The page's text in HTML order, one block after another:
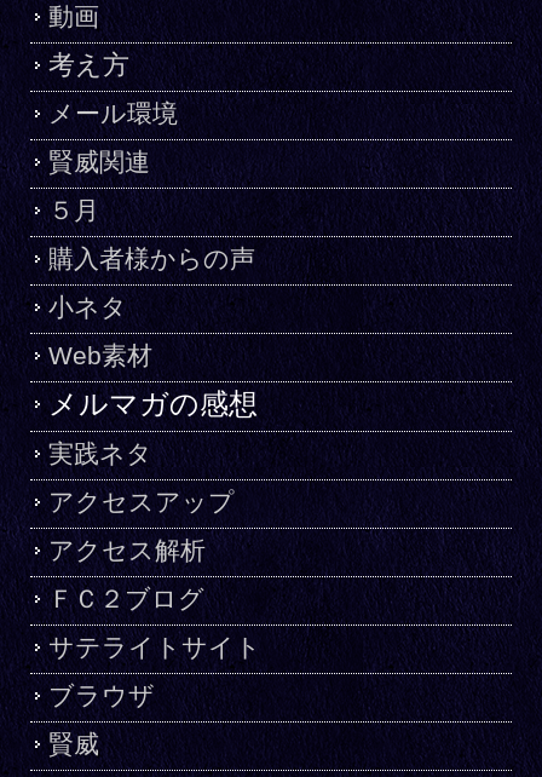
動画
考え方
メール環境
賢威関連
５月
購入者様からの声
小ネタ
Web素材
メルマガの感想
実践ネタ
アクセスアップ
アクセス解析
ＦＣ２ブログ
サテライトサイト
ブラウザ
賢威